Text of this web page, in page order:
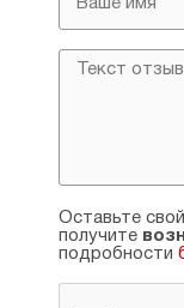
Оставьте
получите
подробности